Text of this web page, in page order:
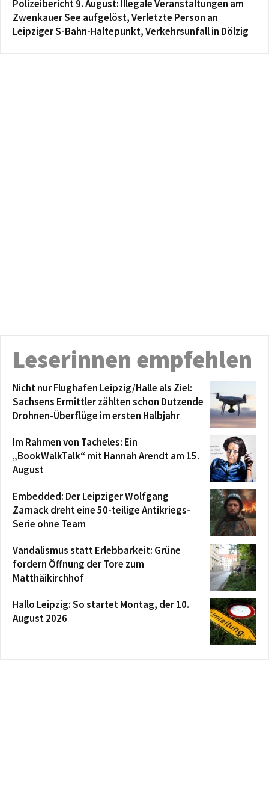
Polizeibericht 9. August: Illegale Veranstaltungen am
Zwenkauer See aufgelöst, Verletzte Person an
Leipziger S-Bahn-Haltepunkt, Verkehrsunfall in Dölzig
Leserinnen empfehlen
Nicht nur Flughafen Leipzig/Halle als Ziel:
Sachsens Ermittler zählten schon Dutzende
Drohnen-Überflüge im ersten Halbjahr
Im Rahmen von Tacheles: Ein
„BookWalkTalk“ mit Hannah Arendt am 15.
August
Embedded: Der Leipziger Wolfgang
Zarnack dreht eine 50-teilige Antikriegs-
Serie ohne Team
Vandalismus statt Erlebbarkeit: Grüne
fordern Öffnung der Tore zum
Matthäikirchhof
Hallo Leipzig: So startet Montag, der 10.
August 2026